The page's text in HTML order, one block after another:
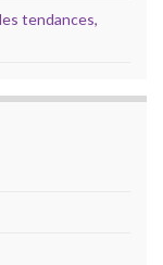
tendances,